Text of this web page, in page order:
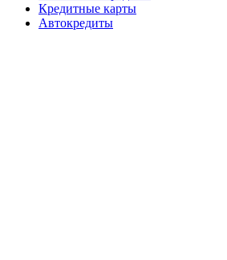
Кредитные карты
Автокредиты